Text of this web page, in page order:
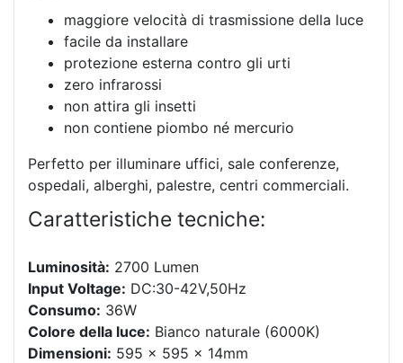
maggiore velocità di trasmissione della luce
facile da installare
protezione esterna contro gli urti
zero infrarossi
non attira gli insetti
non contiene piombo né mercurio
Perfetto per illuminare uffici, sale conferenze,
ospedali, alberghi, palestre, centri commerciali.
Caratteristiche tecniche:
Luminosità: 2700 Lumen
Input Voltage: DC:30-42V,50Hz
Consumo: 36W
Colore della luce: Bianco naturale (6000K)
Dimensioni: 595 x 595 x 14mm